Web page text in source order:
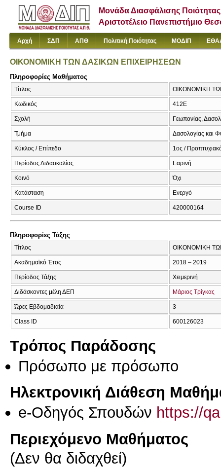
Μονάδα Διασφάλισης Ποιότητας
Αριστοτέλειο Πανεπιστήμιο
Αρχή ΣΔΠ ΑΠΘ Πολιτική Ποιότητας ΜΟΔΙΠ
ΟΙΚΟΝΟΜΙΚΗ ΤΩΝ ΔΑΣΙΚΩΝ ΕΠΙΧΕΙΡΗΣΕΩΝ
Πληροφορίες Μαθήματος
Τίτλος ΟΙΚΟΝΟΜΙΚΗ
Κωδικός 412Ε
Σχολή Γεωπονίας,
Τμήμα Δασολογίας και
Κύκλος / Επίπεδο 1ος /
Περίοδος Διδασκαλίας Εαρινή
Κοινό Όχι
Κατάσταση Ενεργό
Course ID 420000164
Πληροφορίες Τάξης
Τίτλος ΟΙΚΟΝΟΜΙΚΗ
Ακαδημαϊκό Έτος 2018 – 2019
Περίοδος Τάξης Χειμερινή
Διδάσκοντες μέλη ΔΕΠ Μάριος Τρίγκας
Ώρες Εβδομαδιαία 3
Class ID 600126023
Τρόπος Παράδοσης
Πρόσωπο με πρόσωπο
Ηλεκτρονική Διάθεση
e-Οδηγός Σπουδών https://
Περιεχόμενο Μαθήματος
(Δεν θα διδαχθεί)